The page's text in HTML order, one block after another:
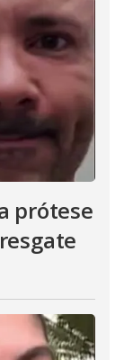
prótese